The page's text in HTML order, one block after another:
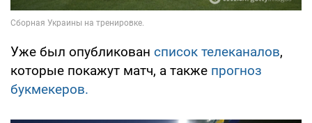
Уже был опубликован список телеканалов,
которые покажут матч, а также прогноз
букмекеров.